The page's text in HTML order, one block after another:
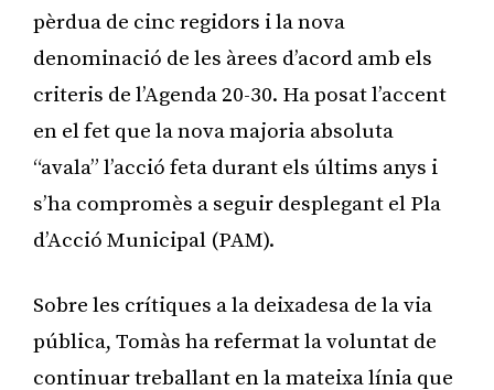
pèrdua de cinc regidors i la nova
denominació de les àrees d’acord amb els
criteris de l’Agenda 20-30. Ha posat l’accent
en el fet que la nova majoria absoluta
“avala” l’acció feta durant els últims anys i
s’ha compromès a seguir desplegant el Pla
d’Acció Municipal (PAM).
Sobre les crítiques a la deixadesa de la via
pública, Tomàs ha refermat la voluntat de
continuar treballant en la mateixa línia que